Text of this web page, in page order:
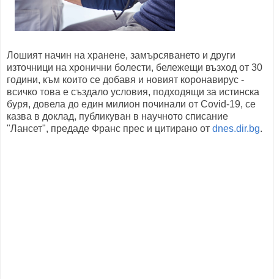
Лошият начин на хранене, замърсяването и други
източници на хронични болести, бележещи възход от 30
години, към които се добавя и новият коронавирус -
всичко това е създало условия, подходящи за истинска
буря, довела до един милион починали от Covid-19, се
казва в доклад, публикуван в научното списание
"Лансет", предаде Франс прес и цитирано от dnes.dir.bg.